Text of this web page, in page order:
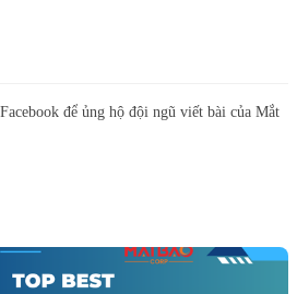
để ủng hộ đội ngũ viết bài của Mắt